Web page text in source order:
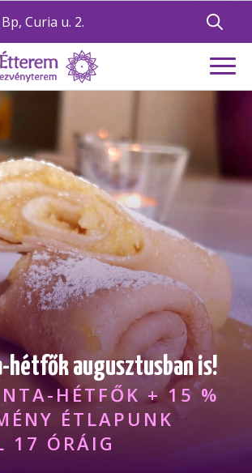
Curia u. 2.
for:
hétfők augusztusban is!
HÉTFŐK + 15 %
ÉTLAPUNK
17 ÓRÁIG